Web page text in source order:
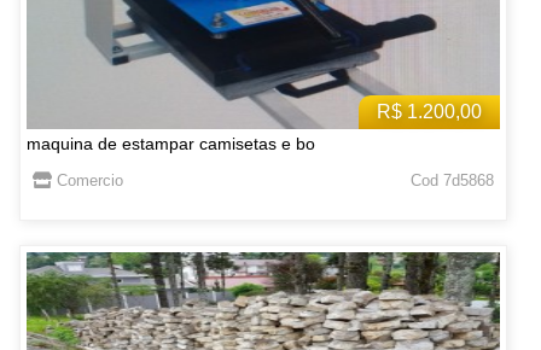
R$ 1.200,00
maquina de estampar camisetas e bo
Comercio Cod 7d5868